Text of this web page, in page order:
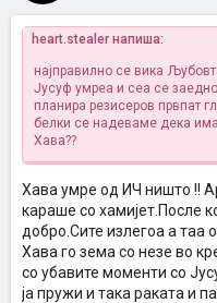
heart.stealer напиша:
најправилно се вика
Јусуф умреа и сеа се
планира резисеров првпат
белки се надеваме дека
Хава??
Хава умре од ИЧ ништо !!
караше со хамијет.После
добро.Сите излегоа а таа
Хава го зема со незе во
со убавите моменти со
ја пружи и така раката и